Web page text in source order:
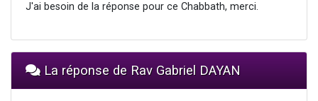
J'ai besoin de la réponse pour ce Chabbath, merci.
La réponse de Rav Gabriel DAYAN